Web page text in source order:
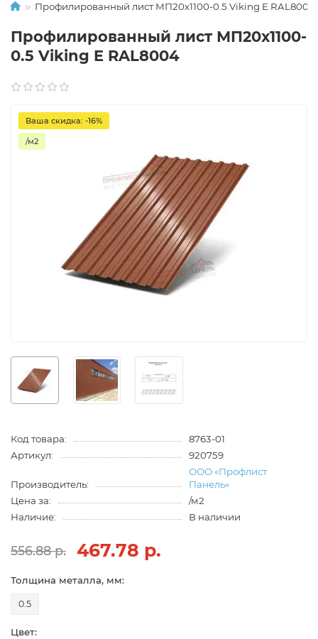
Профилированный лист МП20х1100-0.5 Viking E RAL8004
Профилированный лист МП20х1100-
0.5 Viking E RAL8004
Ваша скидка: -16%
/м2
Код товара:
8763-01
Артикул:
920759
Производитель:
ООО «Профлист
Панель»
Цена за:
/м2
Наличие:
В наличии
556.88 р. 467.78 р.
Толщина металла, мм:
0.5
Цвет: